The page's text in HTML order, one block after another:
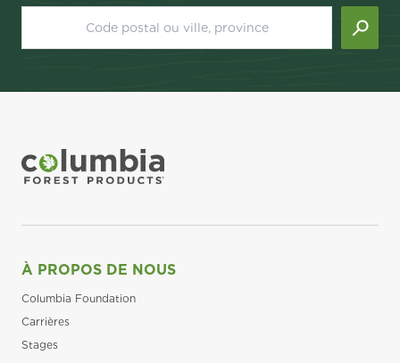
À PROPOS DE NOUS
Columbia Foundation
Carrières
Stages